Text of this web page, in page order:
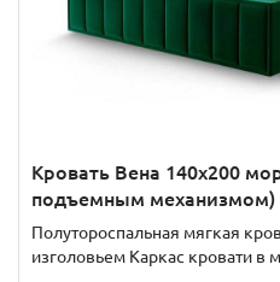
Кровать Вена 140х200
подъемным механизмом)
Полутороспальная мягкая
изголовьем Каркас кровати в